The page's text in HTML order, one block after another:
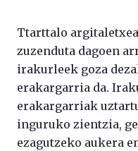
Ttarttalo
zuzenduta dagoen
irakurleek goza
erakargarria da.
erakargarriak
inguruko zientzia,
ezagutzeko aukera